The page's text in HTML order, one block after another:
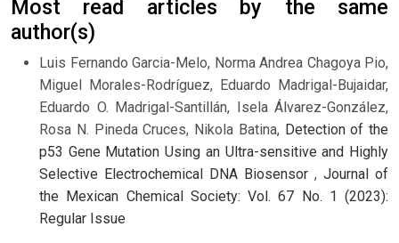
Most read articles by the same
author(s)
Luis Fernando Garcia-Melo, Norma Andrea Chagoya Pio,
Miguel Morales-Rodríguez, Eduardo Madrigal-Bujaidar,
Eduardo O. Madrigal-Santillán, Isela Álvarez-González,
Rosa N. Pineda Cruces, Nikola Batina, Detection of the
p53 Gene Mutation Using an Ultra-sensitive and Highly
Selective Electrochemical DNA Biosensor , Journal of
the Mexican Chemical Society: Vol. 67 No. 1 (2023):
Regular Issue